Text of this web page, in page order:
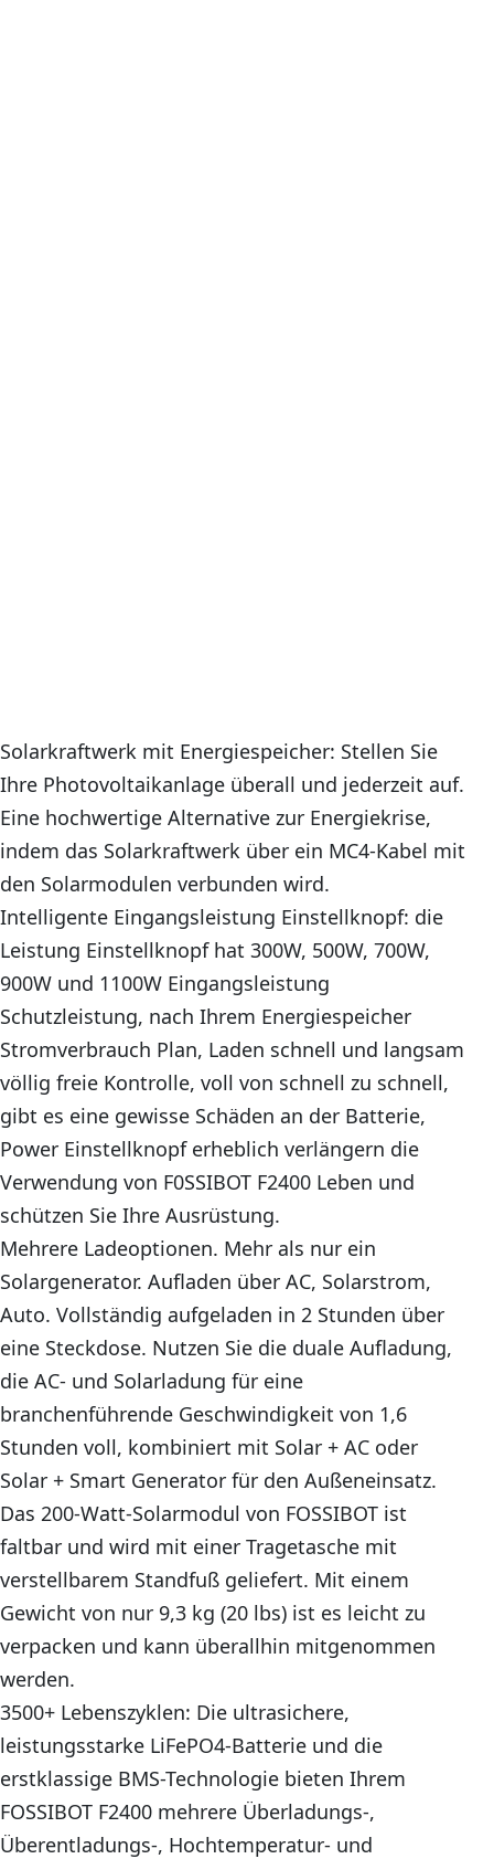
Solarkraftwerk mit Energiespeicher: Stellen Sie
Ihre Photovoltaikanlage überall und jederzeit auf.
Eine hochwertige Alternative zur Energiekrise,
indem das Solarkraftwerk über ein MC4-Kabel mit
den Solarmodulen verbunden wird.
Intelligente Eingangsleistung Einstellknopf: die
Leistung Einstellknopf hat 300W, 500W, 700W,
900W und 1100W Eingangsleistung
Schutzleistung, nach Ihrem Energiespeicher
Stromverbrauch Plan, Laden schnell und langsam
völlig freie Kontrolle, voll von schnell zu schnell,
gibt es eine gewisse Schäden an der Batterie,
Power Einstellknopf erheblich verlängern die
Verwendung von F0SSIBOT F2400 Leben und
schützen Sie Ihre Ausrüstung.
Mehrere Ladeoptionen. Mehr als nur ein
Solargenerator. Aufladen über AC, Solarstrom,
Auto. Vollständig aufgeladen in 2 Stunden über
eine Steckdose. Nutzen Sie die duale Aufladung,
die AC- und Solarladung für eine
branchenführende Geschwindigkeit von 1,6
Stunden voll, kombiniert mit Solar + AC oder
Solar + Smart Generator für den Außeneinsatz.
Das 200-Watt-Solarmodul von FOSSIBOT ist
faltbar und wird mit einer Tragetasche mit
verstellbarem Standfuß geliefert. Mit einem
Gewicht von nur 9,3 kg (20 lbs) ist es leicht zu
verpacken und kann überallhin mitgenommen
werden.
3500+ Lebenszyklen: Die ultrasichere,
leistungsstarke LiFePO4-Batterie und die
erstklassige BMS-Technologie bieten Ihrem
FOSSIBOT F2400 mehrere Überladungs-,
Überentladungs-, Hochtemperatur- und